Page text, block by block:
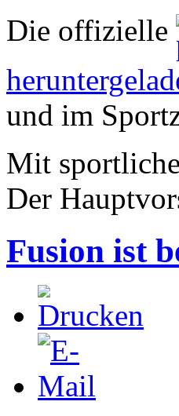
Die offizielle
und im
Mit
Der
Fusion ist